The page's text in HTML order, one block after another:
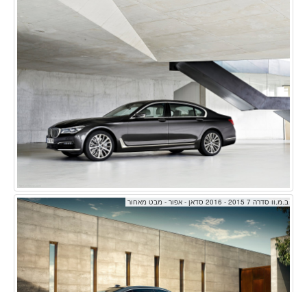
ב.מ.וו סדרה 7 2015 - 2016 סדאן - אפור - מבט מאחור